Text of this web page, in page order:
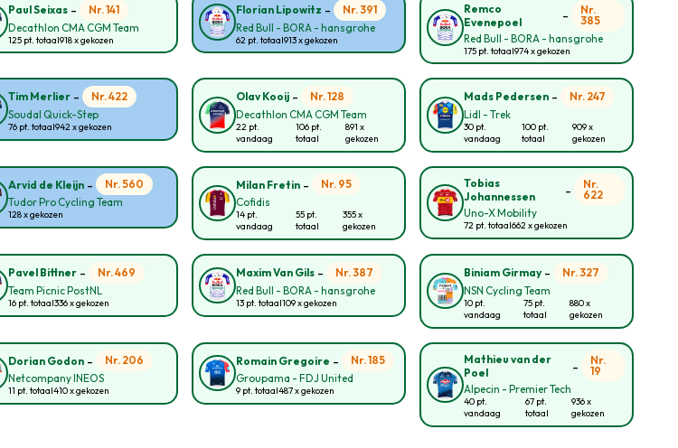
Paul Seixas-
Nr. 141
Decathlon CMA CGM Team
125 pt. totaal918 x gekozen
Florian Lipowitz -
Nr. 391
Red Bull - BORA - hansgrohe
62 pt. totaal913 x gekozen
Remco
Evenepoel
-
Nr.
385
Red Bull - BORA - hansgrohe
175 pt. totaal974 x gekozen
Tim Merlier-
Nr. 422
Soudal Quick-Step
76 pt. totaal942 x gekozen
Olav Kooij-
Nr. 128
Decathlon CMA CGM Team
22 pt.
vandaag
106 pt.
totaal
891 x
gekozen
Mads Pedersen-
Nr. 247
Lidl - Trek
30 pt.
vandaag
100 pt.
totaal
909 x
gekozen
Arvid de Kleijn-
Nr. 560
Tudor Pro Cycling Team
128 x gekozen
Milan Fretin-
Nr. 95
Cofidis
14 pt.
vandaag
55 pt.
totaal
355 x
gekozen
Tobias
Johannessen
-
Nr.
622
Uno-X Mobility
72 pt. totaal662 x gekozen
Pavel Bittner-
Nr. 469
Team Picnic PostNL
16 pt. totaal336 x gekozen
Maxim Van Gils-
Nr. 387
Red Bull - BORA - hansgrohe
13 pt. totaal109 x gekozen
Biniam Girmay-
Nr. 327
NSN Cycling Team
10 pt.
vandaag
75 pt.
totaal
880 x
gekozen
Dorian Godon-
Nr. 206
Netcompany INEOS
11 pt. totaal410 x gekozen
Romain Gregoire -
Nr. 185
Groupama - FDJ United
9 pt. totaal487 x gekozen
Mathieu van der
Poel
-
Nr.
19
Alpecin - Premier Tech
40 pt.
vandaag
67 pt.
totaal
936 x
gekozen